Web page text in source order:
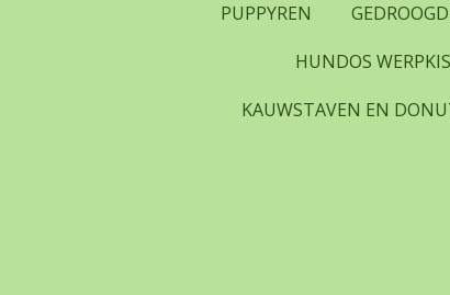
PUPPYREN
HUNDOS
KAUWSTAVEN EN